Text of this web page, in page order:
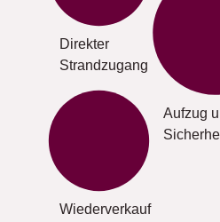
Direkter
Strandzugang
Wiederverkauf
Aufzug